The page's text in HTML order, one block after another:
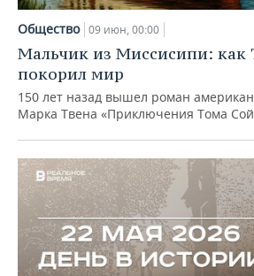
КИБЕРСПОРТ
ФИГУРНОЕ КАТАНИЕ
ВОДНЫЕ ВИДЫ СПОРТА
КУЛЬТУРА
МЕДИЦИНА
ОБРАЗОВАНИЕ
СПИСОК КОМПАНИЙ
Общество 09 июн, 00:00
Мальчик из Миссисипи: как
покорил мир
150 лет назад вышел роман
Марка Твена «Приключения Тома